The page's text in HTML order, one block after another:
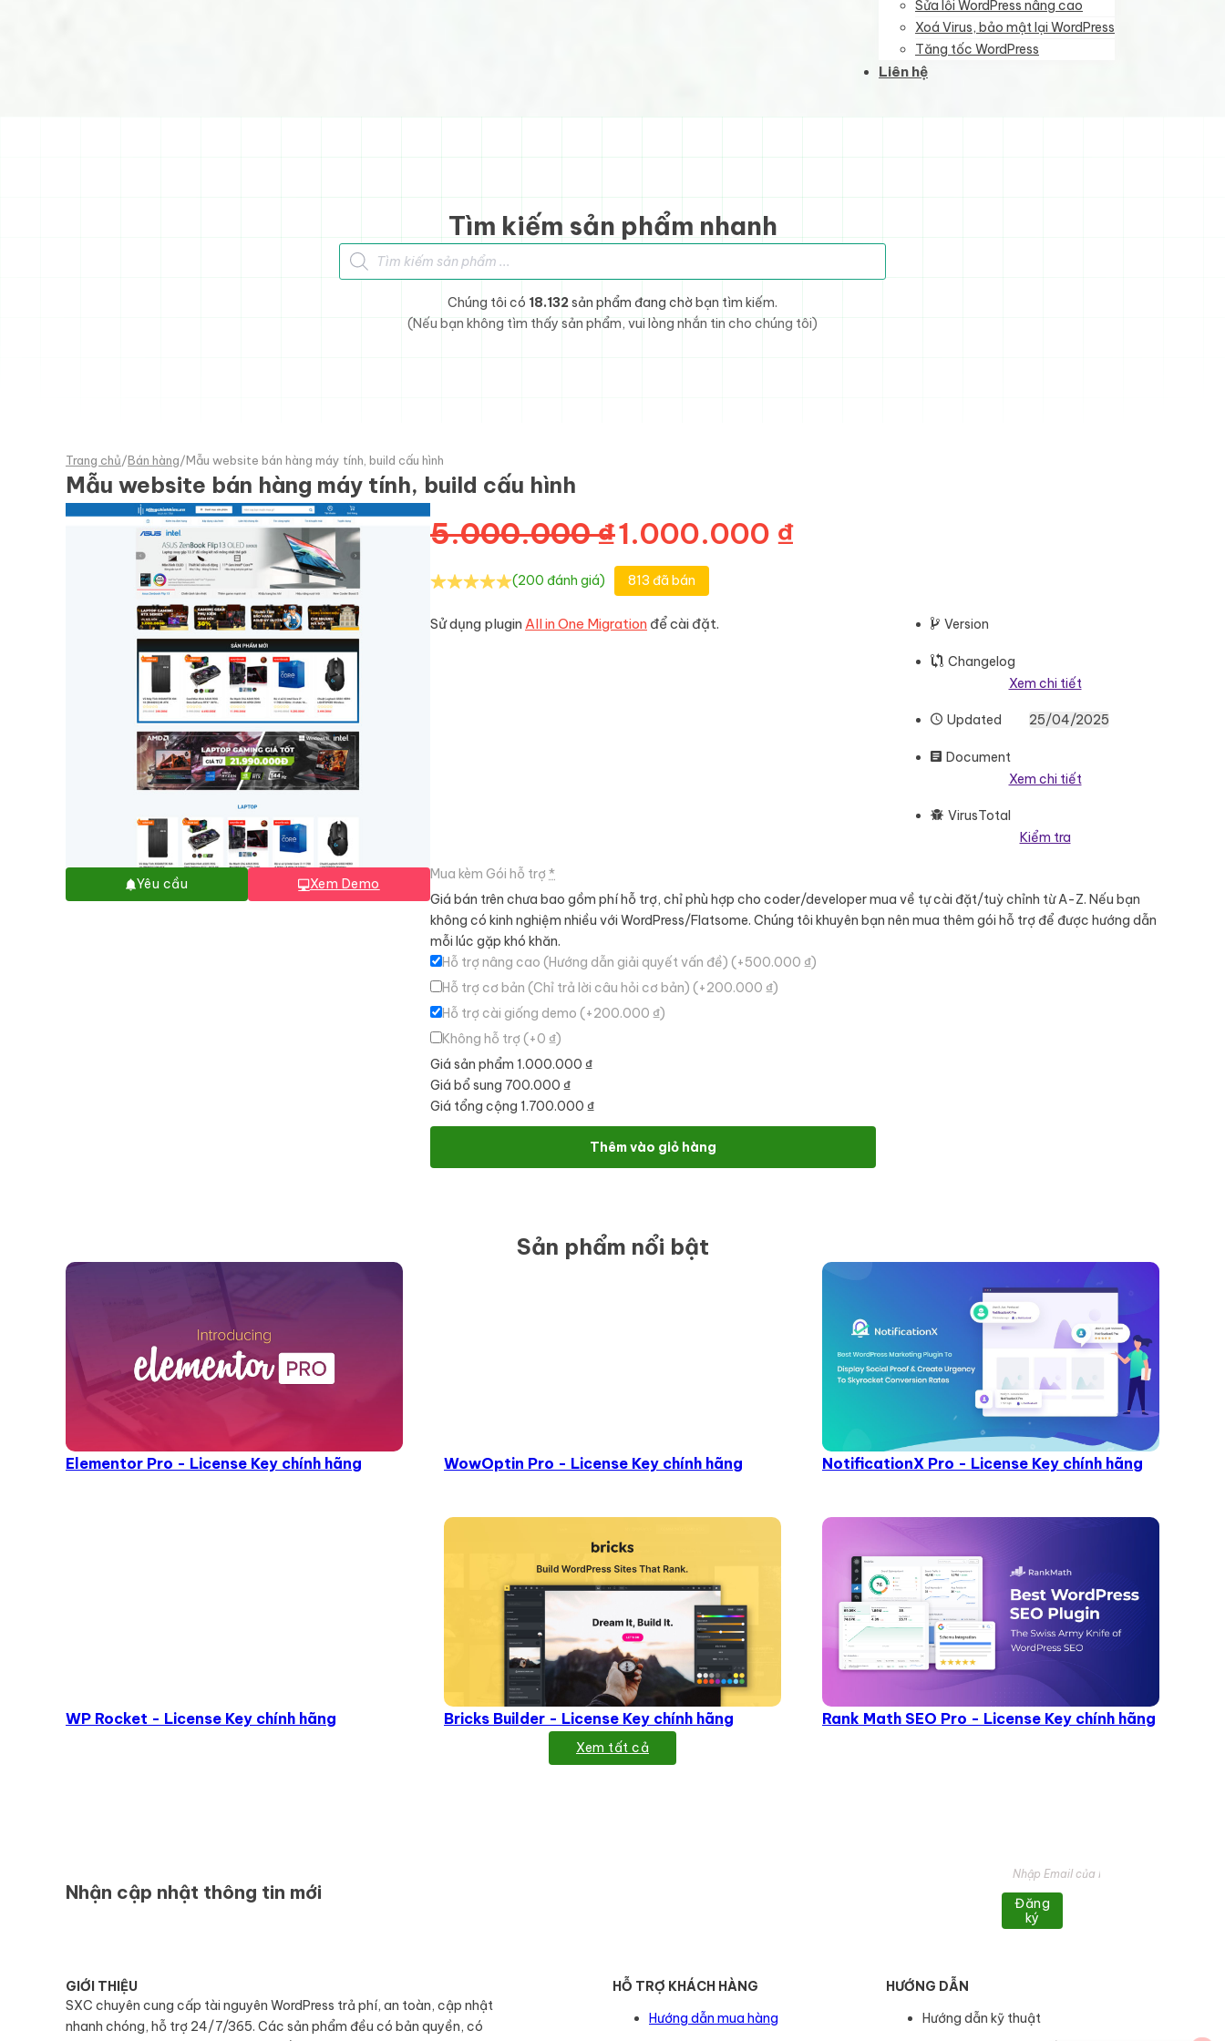
Sửa lỗi WordPress nâng cao
Xoá Virus, bảo mật lại WordPress
Tăng tốc WordPress
Liên hệ
Tìm kiếm sản phẩm nhanh
Tìm kiếm sản phẩm
Chúng tôi có 18.132 sản phẩm đang chờ bạn tìm kiếm.
(Nếu bạn không tìm thấy sản phẩm, vui lòng nhắn tin cho chúng tôi)
Trang chủ/Bán hàng/Mẫu website bán hàng máy tính, build cấu hình
Mẫu website bán hàng máy tính, build cấu hình
Yêu cầu Xem Demo
5.000.000₫Giá gốc là: 5.000.000 ₫.
1.000.000 ₫
(200 đánh giá) 813 đã bán
Sử dụng pluginAll in One Migration để cài đặt. Version
Changelog
Xem chi tiết
Updated 25/04/2025
Document
Xem chi tiết
VirusTotal
Kiểm tra
Mua kèm Gói hỗ trợ *
Giá bán trên chưa bao gồm phí hỗ trợ, chỉ phù hợp cho coder/developer mua về tự cài đặt/tuỳ chỉnh từ A-Z. Nếu bạn
không có kinh nghiệm nhiều với WordPress/Flatsome. Chúng tôi khuyên bạn nên mua thêm gói hỗ trợ để được hướng dẫn
mỗi lúc gặp khó khăn.
Hỗ trợ nâng cao (Hướng dẫn giải quyết vấn đề) (+500.000 ₫)
Hỗ trợ cơ bản (Chỉ trả lời câu hỏi cơ bản) (+200.000 ₫)
Hỗ trợ cài giống demo (+200.000 ₫)
Không hỗ trợ (+0 ₫)
Giá sản phẩm 1.000.000 ₫
Giá bổ sung 700.000 ₫
Giá tổng cộng 1.700.000 ₫
Mẫu website bán hàng máy tính, build cấu hình số lượng
Thêm vào giỏ hàng
Sản phẩm nổi bật
Elementor Pro - License Key chính hãng WowOptin Pro - License Key chính hãng NotificationX Pro - License Key chính hãng
WP Rocket - License Key chính hãng Bricks Builder - License Key chính hãng Rank Math SEO Pro - License Key chính hãng
Xem tất cả
Nhận cập nhật thông tin mới
Đăng
ký
GIỚI THIỆU
SXC chuyên cung cấp tài nguyên WordPress trả phí, an toàn, cập nhật
nhanh chóng, hỗ trợ 24/7/365. Các sản phẩm đều có bản quyền, có
HỖ TRỢ KHÁCH HÀNG
Hướng dẫn mua hàng
HƯỚNG DẪN
Hướng dẫn kỹ thuật